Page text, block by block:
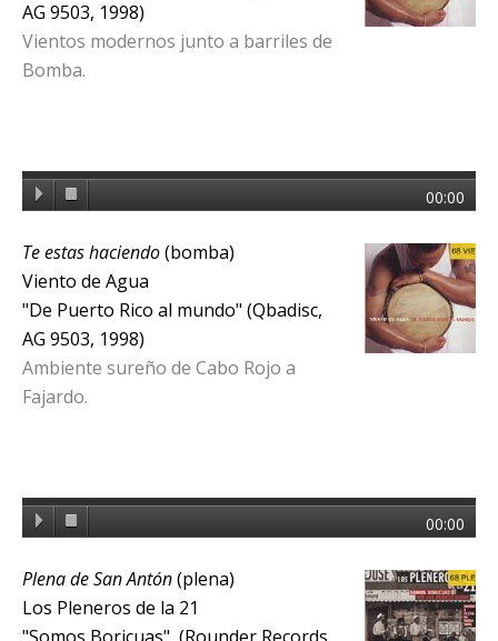
AG 9503, 1998)
Vientos modernos junto a barriles de
Bomba.
00:00
Te estas haciendo(bomba)
Viento de Agua
"De Puerto Rico al mundo" (Qbadisc,
AG 9503, 1998)
Ambiente sureño de Cabo Rojo a
Fajardo.
00:00
Plena de San Antón(plena)
Los Pleneros de la 21